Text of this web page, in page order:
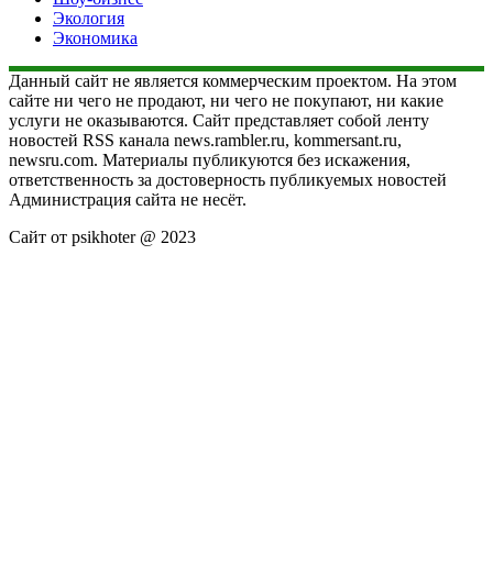
Экология
Экономика
Данный сайт не является коммерческим проектом. На этом
сайте ни чего не продают, ни чего не покупают, ни какие
услуги не оказываются. Сайт представляет собой ленту
новостей RSS канала news.rambler.ru, kommersant.ru,
newsru.com. Материалы публикуются без искажения,
ответственность за достоверность публикуемых новостей
Администрация сайта не несёт.
Сайт от psikhoter @ 2023